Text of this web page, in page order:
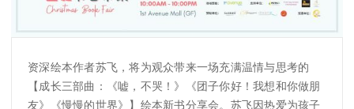
资深绘本作者苏飞，将为观众带来一场充满温情与思考的
【成长三部曲：《嘘，不哭！》《团子你好！我想和你做朋
友》《慢慢的世界》】绘本新书分享会。苏飞因热爱为孩子